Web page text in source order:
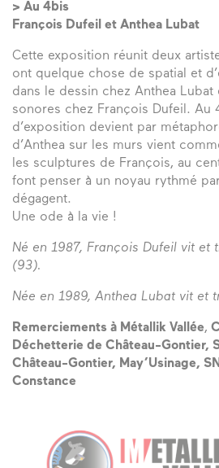
> Au 4bis
François Dufeil et Anthea Lubat
Cette exposition réunit deux
ont quelque chose de spatial et
dans le dessin chez Anthea
sonores chez François Dufeil. Au
d’exposition devient par
d’Anthea sur les murs vient
les sculptures de François, au
font penser à un noyau rythmé
dégagent.
Une ode à la vie !
Né en 1987, François Dufeil vit et
(93).
Née en 1989, Anthea Lubat vit et
Remerciements à Métallik Vallée,
Déchetterie de Château-Gontier,
Château-Gontier, May’Usinage,
Constance